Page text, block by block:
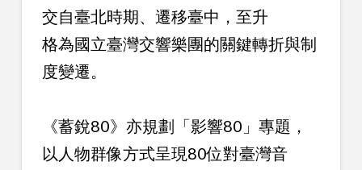
交自臺北時期、遷移臺中，至升
格為國立臺灣交響樂團的關鍵轉折與制
度變遷。
《蓄銳80》亦規劃「影響80」專題，
以人物群像方式呈現80位對臺灣音